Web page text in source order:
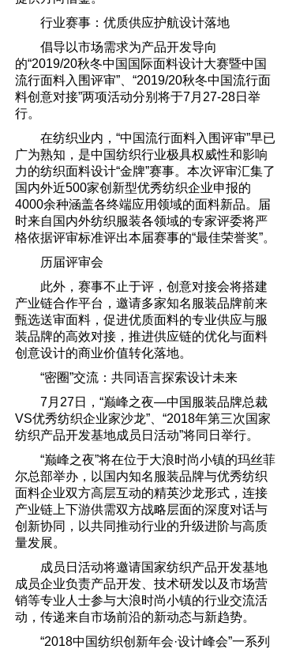
行业赛事：优质供应护航设计落地
倡导以市场需求为产品开发导向
的“2019/20秋冬中国国际面料设计大赛暨中国
流行面料入围评审”、“2019/20秋冬中国流行面
料创意对接”两项活动分别将于7月27-28日举
行。
在纺织业内，“中国流行面料入围评审”早已
广为熟知，是中国纺织行业极具权威性和影响
力的纺织面料设计“金牌”赛事。本次评审汇集了
国内外近500家创新型优秀纺织企业申报的
4000余种涵盖各终端应用领域的面料新品。届
时来自国内外纺织服装各领域的专家评委将严
格依据评审标准评出本届赛事的“最佳荣誉奖”。
历届评审会
此外，赛事不止于评，创意对接会将搭建
产业链合作平台，邀请多家知名服装品牌前来
甄选送审面料，促进优质面料的专业供应与服
装品牌的高效对接，推进供应链的优化与面料
创意设计的商业价值转化落地。
“密圈”交流：共同语言探索设计未来
7月27日，“巅峰之夜—中国服装品牌总裁
VS优秀纺织企业家沙龙”、“2018年第三次国家
纺织产品开发基地成员日活动”将同日举行。
“巅峰之夜”将在位于大浪时尚小镇的玛丝菲
尔总部举办，以国内知名服装品牌与优秀纺织
面料企业双方高层互动的精英沙龙形式，连接
产业链上下游供需双方战略层面的深度对话与
创新协同，以共同推动行业的升级进阶与高质
量发展。
成员日活动将邀请国家纺织产品开发基地
成员企业负责产品开发、技术研发以及市场营
销等专业人士参与大浪时尚小镇的行业交流活
动，传递来自市场前沿的新动态与新趋势。
“2018中国纺织创新年会·设计峰会”一系列